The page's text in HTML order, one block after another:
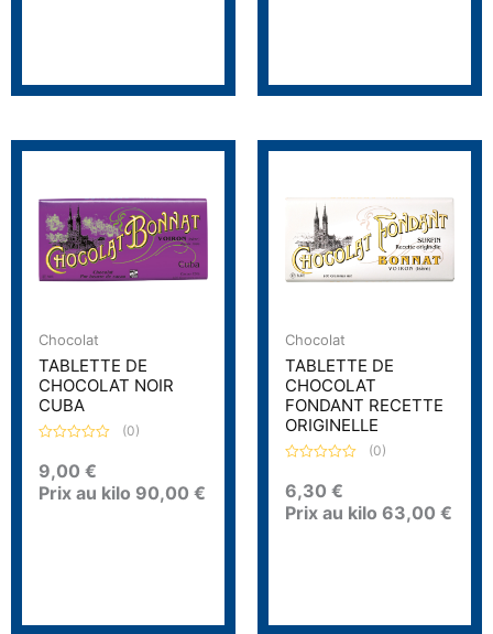
Chocolat
TABLETTE DE
CHOCOLAT NOIR
CUBA
o
t
e
0
(0)
9,00 €
Prix au kilo 90,00 €
Chocolat
TABLETTE DE
CHOCOLAT
FONDANT RECETTE
ORIGINELLE
o
t
e
0
(0)
6,30 €
Prix au kilo 63,00 €